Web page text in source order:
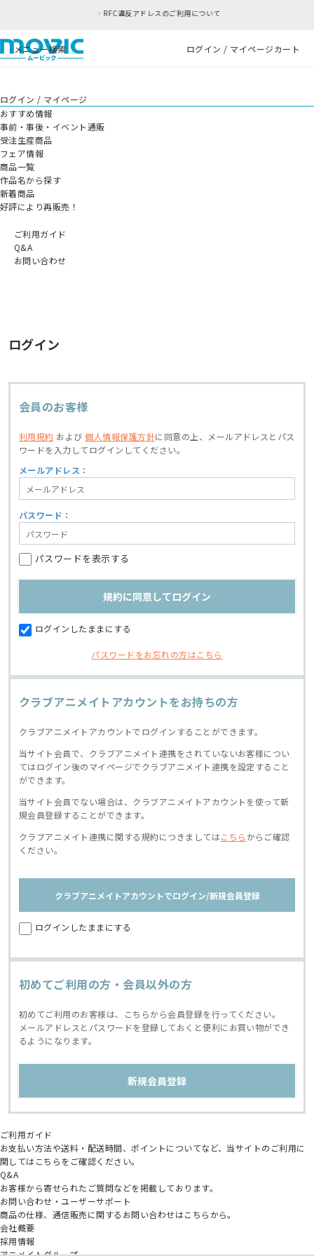
RFC違反アドレスのご利用について
メニュー検索 ログイン / マイページカート
ログイン / マイページ
おすすめ情報
事前・事後・イベント通販
受注生産商品
フェア情報
商品一覧
作品名から探す
新着商品
好評により再販売！
ご利用ガイド
Q&A
お問い合わせ
ログイン
会員のお客様
利用規約 および個人情報保護方針に同意の上、
メールアドレスとパス
ワードを入力してログインしてください。
メールアドレス：
パスワード：
パスワードを表示する
ログインしたままにする
パスワードをお忘れの方はこちら
クラブアニメイトアカウントをお持ちの方
クラブアニメイトアカウントでログインすることができます。
当サイト会員で、クラブアニメイト連携をされていないお客様につい
てはログイン後のマイページでクラブアニメイト連携を設定すること
ができます。
当サイト会員でない場合は、クラブアニメイトアカウントを使って新
規会員登録することができます。
クラブアニメイト連携に関する規約につきましてはこちら からご確認
ください。
クラブアニメイトアカウントでログイン/新規会員登録
ログインしたままにする
初めてご利用の方・会員以外の方
初めてご利用のお客様は、こちらから会員登録を行ってください。
メールアドレスとパスワードを登録しておくと便利にお買い物ができ
るようになります。
ご利用ガイド
お支払い方法や送料・配送時間、ポイントについてなど、当サイトのご利用に
関してはこちらをご確認ください。
Q&A
お客様から寄せられたご質問などを掲載しております。
お問い合わせ・ユーザーサポート
商品の仕様、通信販売に関するお問い合わせはこちらから。
会社概要
採用情報